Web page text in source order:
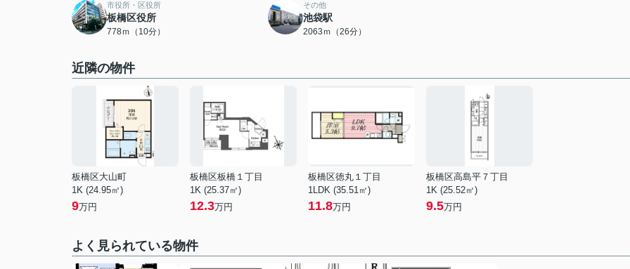
市役所・区役所
板橋区役所
778ｍ（10分）
その他
池袋駅
2063ｍ（26分）
近隣の物件
板橋区大山町
1K (24.95㎡)
9万円
板橋区板橋１丁目
1K (25.37㎡)
12.3万円
板橋区徳丸１丁目
1LDK (35.51㎡)
11.8万円
板橋区高島平７丁目
1K (25.52㎡)
9.5万円
よく見られている物件